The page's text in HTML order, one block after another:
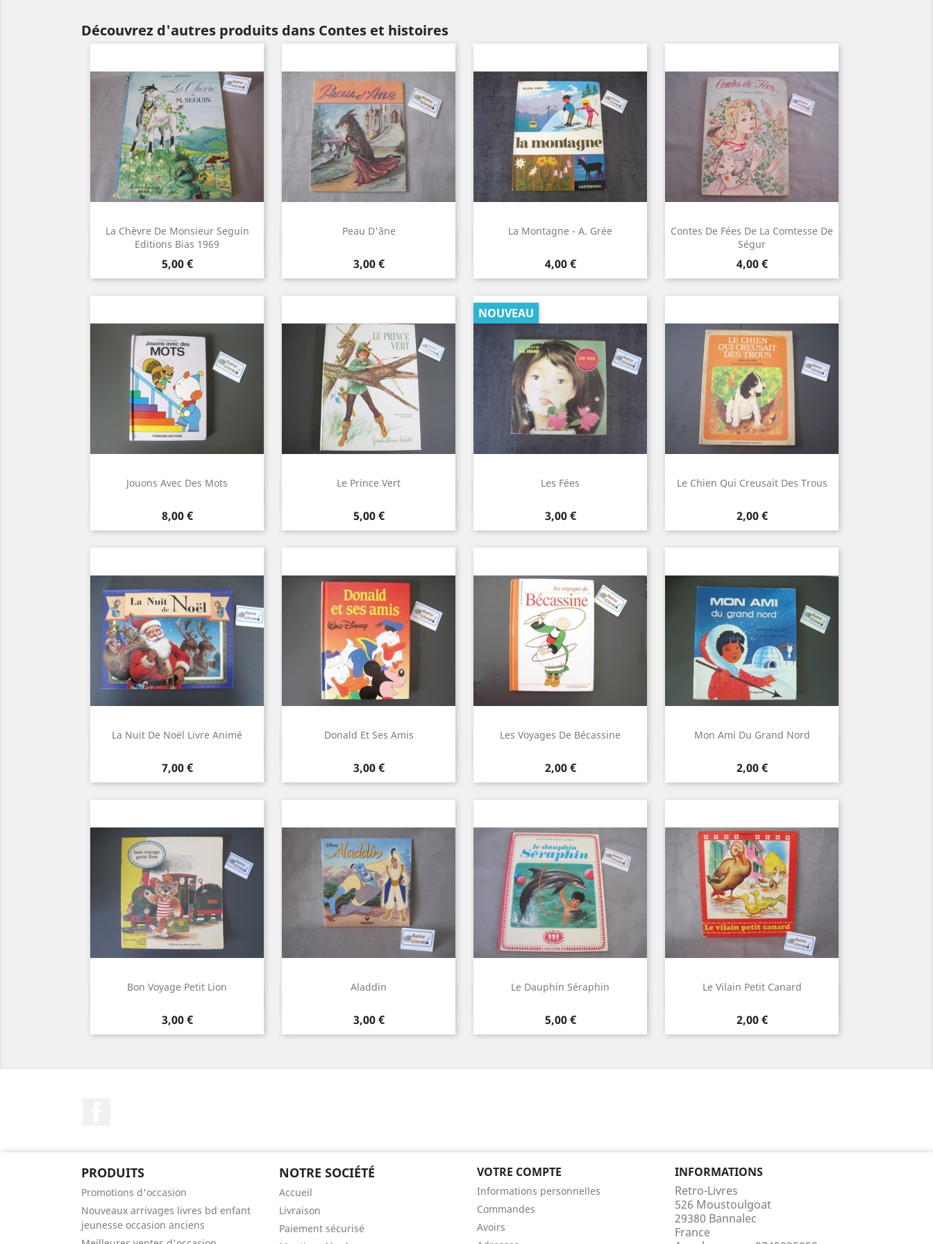
Découvrez d'autres produits dans Contes et histoires
La Chèvre De Monsieur Seguin
Editions Bias 1969
Prix
5,00 €
Aperçu rapide
Peau D'âne
Prix
3,00 €
La Montagne - A. Grée
Prix
4,00 €
Contes De Fées De La Comtesse De
Ségur
Prix
4,00 €
Aperçu rapide
Jouons Avec Des Mots
Prix
8,00 €
Le Prince Vert
Prix
5,00 €
Les Fées
Prix
3,00 €
NOUVEAU
Le Chien Qui Creusait Des Trous
Prix
2,00 €
La Nuit De Noël Livre Animé
Prix
7,00 €
Donald Et Ses Amis
Prix
3,00 €
Les Voyages De Bécassine
Prix
2,00 €
Mon Ami Du Grand Nord
Prix
2,00 €
Bon Voyage Petit Lion
Prix
3,00 €
Aladdin
Prix
3,00 €
Le Dauphin Séraphin
Prix
5,00 €
Le Vilain Petit Canard
Prix
2,00 €
PRODUITS
Promotions d'occasion
Nouveaux arrivages livres bd enfant
jeunesse occasion anciens
NOTRE SOCIÉTÉ
Accueil
Livraison
Paiement sécurisé
VOTRE COMPTE
Informations personnelles
Commandes
Avoirs
INFORMATIONS
Retro-Livres
526 Moustoulgoat
29380 Bannalec
France